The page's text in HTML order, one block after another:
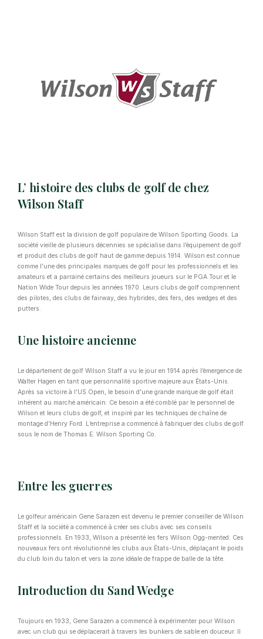
L’ histoire des clubs de golf de chez
Wilson Staff
Wilson Staff est la division de golf populaire de Wilson Sporting Goods. La
société vieille de plusieurs décennies se spécialise dans l’équipement de golf
et produit des clubs de golf haut de gamme depuis 1914. Wilson est connue
comme l’une des principales marques de golf pour les professionnels et les
amateurs et a parrainé certains des meilleurs joueurs sur le PGA Tour et le
Nation Wide Tour depuis les années 1970. Leurs clubs de golf comprennent
des pilotes, des clubs de fairway, des hybrides, des fers, des wedges et des
putters.
Une histoire ancienne
Le département de golf Wilson Staff a vu le jour en 1914 après l’émergence de
Walter Hagen en tant que personnalité sportive majeure aux États-Unis.
Après sa victoire à l’US Open, le besoin d’une grande marque de golf était
inhérent au marché américain. Ce besoin a été comblé par le personnel de
Wilson et leurs clubs de golf, et inspiré par les techniques de chaîne de
montage d’Henry Ford. L’entreprise a commencé à fabriquer des clubs de golf
sous le nom de Thomas E. Wilson Sporting Co.
Entre les guerres
Le golfeur américain Gene Sarazen est devenu le premier conseiller de Wilson
Staff et la société a commencé à créer ses clubs avec ses conseils
professionnels. En 1933, Wilson a présenté les fers Wilson Ogg-mented. Ces
nouveaux fers ont révolutionné les clubs aux États-Unis, déplaçant le poids
du club loin du talon et vers la zone idéale de frappe de balle de la tête.
Introduction du Sand Wedge
Toujours en 1933, Gene Sarazen a commencé à expérimenter pour Wilson
avec un club qui se déplacerait à travers les bunkers de sable en douceur. Il